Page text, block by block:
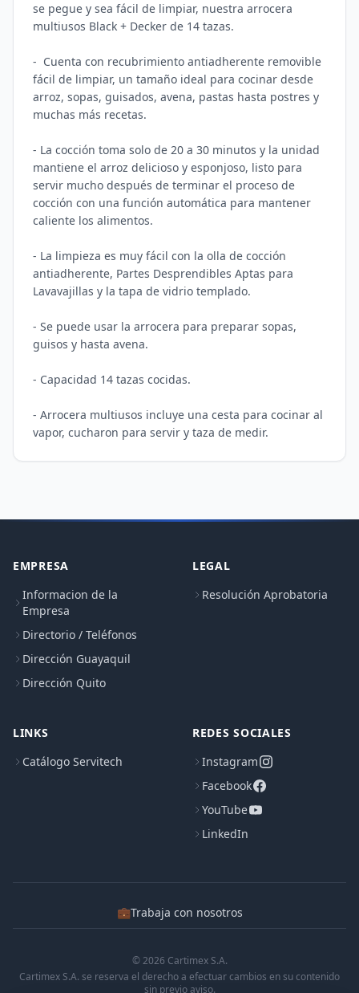
se pegue y sea fácil de limpiar, nuestra arrocera
multiusos Black + Decker de 14 tazas.
-  Cuenta con recubrimiento antiadherente removible
fácil de limpiar, un tamaño ideal para cocinar desde
arroz, sopas, guisados, avena, pastas hasta postres y
muchas más recetas.
- La cocción toma solo de 20 a 30 minutos y la unidad
mantiene el arroz delicioso y esponjoso, listo para
servir mucho después de terminar el proceso de
cocción con una función automática para mantener
caliente los alimentos.
- La limpieza es muy fácil con la olla de cocción
antiadherente, Partes Desprendibles Aptas para
Lavavajillas y la tapa de vidrio templado.
- Se puede usar la arrocera para preparar sopas,
guisos y hasta avena.
- Capacidad 14 tazas cocidas.
- Arrocera multiusos incluye una cesta para cocinar al
EMPRESA
Informacion de la
Empresa
Directorio / Teléfonos
Dirección Guayaquil
Dirección Quito
LEGAL
Resolución Aprobatoria
LINKS
Catálogo Servitech
REDES SOCIALES
Instagram
Facebook
YouTube
LinkedIn
💼Trabaja con nosotros
© 2026 Cartimex S.A.
Cartimex S.A. se reserva el derecho a efectuar cambios en su contenido
sin previo aviso.